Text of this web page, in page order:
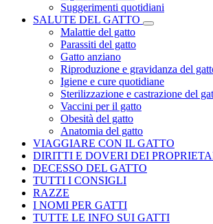
Suggerimenti quotidiani
SALUTE DEL GATTO
Malattie del gatto
Parassiti del gatto
Gatto anziano
Riproduzione e gravidanza del
Igiene e cure quotidiane
Sterilizzazione e castrazione del
Vaccini per il gatto
Obesità del gatto
Anatomia del gatto
VIAGGIARE CON IL GATTO
DIRITTI E DOVERI DEI
DECESSO DEL GATTO
TUTTI I CONSIGLI
RAZZE
I NOMI PER GATTI
TUTTE LE INFO SUI GATTI